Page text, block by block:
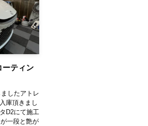
ティン
したアトレ
庫頂きまし
D2にて施工
一段と艶が